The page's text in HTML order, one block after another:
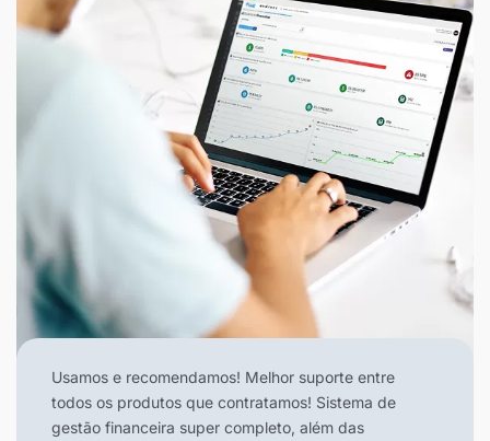
Usamos e recomendamos! Melhor suporte entre
todos os produtos que contratamos! Sistema de
gestão financeira super completo, além das